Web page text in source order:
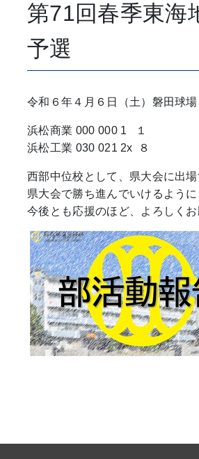
第71回春季東海
予選
令和６年４月６日（土）磐田
浜松商業 000 000 1 １
浜松工業 030 021 2x ８
西部中位校として、県大会に出
県大会で勝ち進んでいけるよう
今後とも応援のほど、よろしく